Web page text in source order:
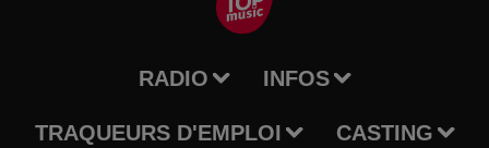
RADIO INFOS
TRAQUEURS D'EMPLOI CASTING